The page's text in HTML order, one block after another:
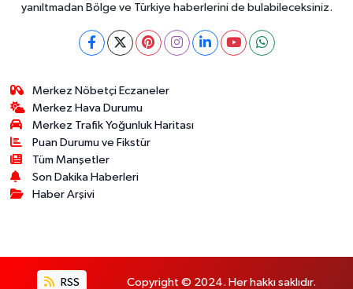
yanıltmadan Bölge ve Türkiye haberlerini de bulabileceksiniz.
Merkez Nöbetçi Eczaneler
Merkez Hava Durumu
Merkez Trafik Yoğunluk Haritası
Puan Durumu ve Fikstür
Tüm Manşetler
Son Dakika Haberleri
Haber Arşivi
RSS Copyright © 2024. Her hakkı saklıdır.